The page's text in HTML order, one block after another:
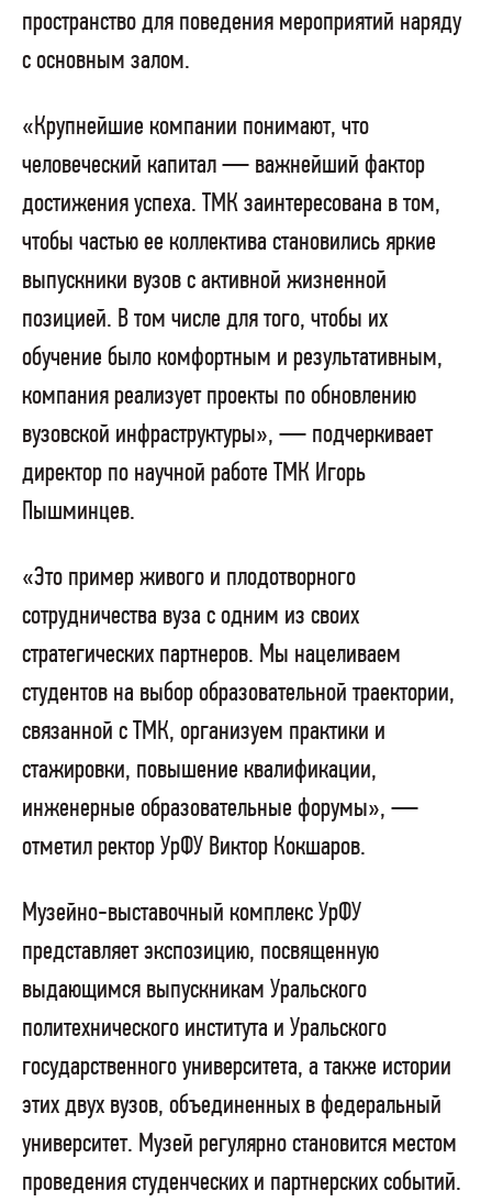
пространство для поведения мероприятий наряду
с основным залом.
«Крупнейшие компании понимают, что
человеческий капитал — важнейший фактор
достижения успеха. ТМК заинтересована в том,
чтобы частью ее коллектива становились яркие
выпускники вузов с активной жизненной
позицией. В том числе для того, чтобы их
обучение было комфортным и результативным,
компания реализует проекты по обновлению
вузовской инфраструктуры», — подчеркивает
директор по научной работе ТМК Игорь
Пышминцев.
«Это пример живого и плодотворного
сотрудничества вуза с одним из своих
стратегических партнеров. Мы нацеливаем
студентов на выбор образовательной траектории,
связанной с ТМК, организуем практики и
стажировки, повышение квалификации,
инженерные образовательные форумы», —
отметил ректор УрФУ Виктор Кокшаров.
Музейно-выставочный комплекс УрФУ
представляет экспозицию, посвященную
выдающимся выпускникам Уральского
политехнического института и Уральского
государственного университета, а также истории
этих двух вузов, объединенных в федеральный
университет. Музей регулярно становится местом
проведения студенческих и партнерских событий.